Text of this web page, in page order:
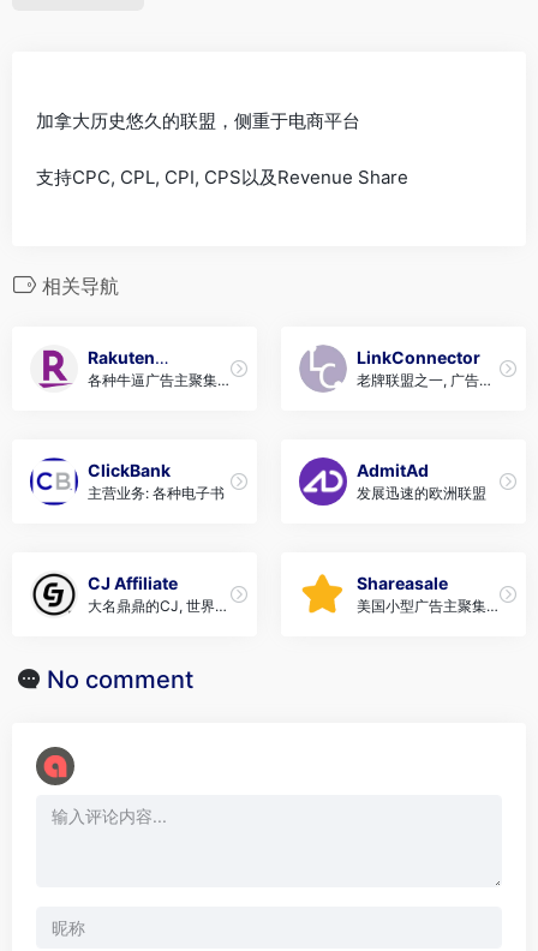
加拿大历史悠久的联盟，侧重于电商平台
支持CPC, CPL, CPI, CPS以及Revenue Share
相关导航
Rakuten
Advertising
各种牛逼广告主聚集的
LinkConnector
老牌联盟之一, 广告主
ClickBank
主营业务: 各种电子书
AdmitAd
发展迅速的欧洲联盟
CJ Affiliate
大名鼎鼎的CJ, 世界最
Shareasale
美国小型广告主聚集的
No comment